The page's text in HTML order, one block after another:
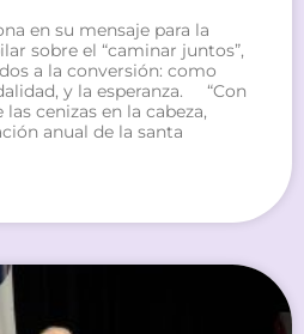
en su mensaje para la
sobre el “caminar juntos”,
a la conversión: como
y la esperanza. “Con
cenizas en la cabeza,
anual de la santa